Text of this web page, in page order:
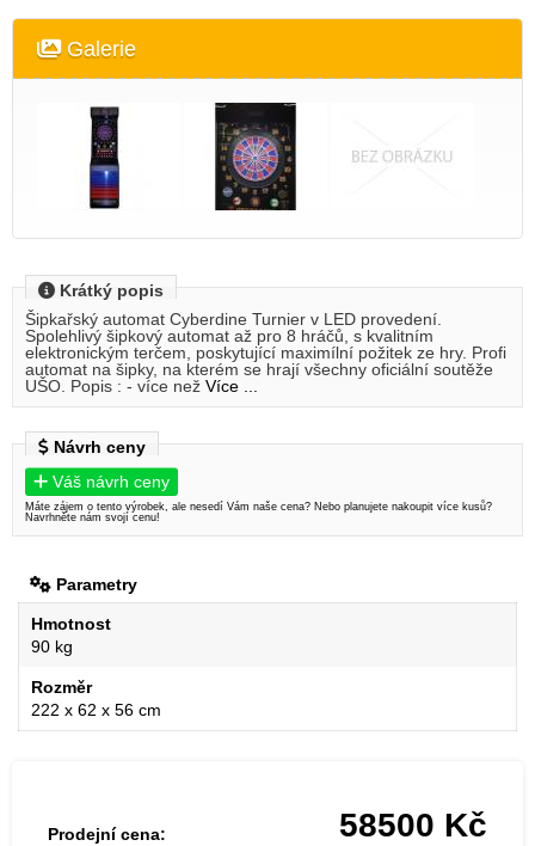
Galerie
Krátký popis
Šipkařský automat Cyberdine Turnier v LED provedení.
Spolehlivý šipkový automat až pro 8 hráčů, s kvalitním
elektronickým terčem, poskytující maximílní požitek ze hry. Profi
automat na šipky, na kterém se hrají všechny oficiální soutěže
UŠO. Popis : - více než Více ...
Návrh ceny
Váš návrh ceny
Máte zájem o tento výrobek, ale nesedí Vám naše cena? Nebo planujete nakoupit více kusů?
Navrhněte nám svojí cenu!
Parametry
Hmotnost
90 kg
Rozměr
222 x 62 x 56 cm
Prodejní cena: 58500 Kč